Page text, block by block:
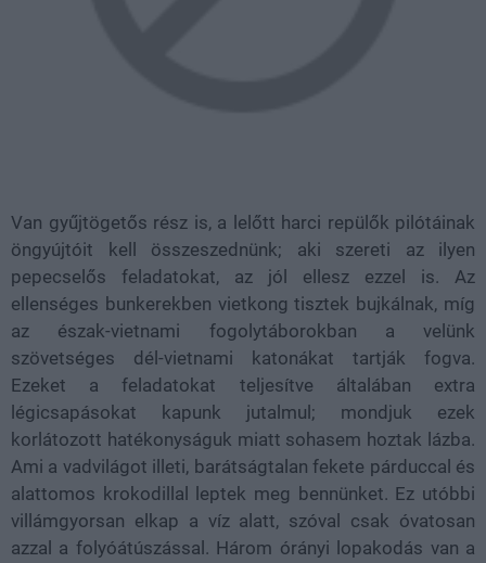
Van gyűjtögetős rész is, a lelőtt harci repülők pilótáinak
öngyújtóit kell összeszednünk; aki szereti az ilyen
pepecselős feladatokat, az jól ellesz ezzel is. Az
ellenséges bunkerekben vietkong tisztek bujkálnak, míg
az észak-vietnami fogolytáborokban a velünk
szövetséges dél-vietnami katonákat tartják fogva.
Ezeket a feladatokat teljesítve általában extra
légicsapásokat kapunk jutalmul; mondjuk ezek
korlátozott hatékonyságuk miatt sohasem hoztak lázba.
Ami a vadvilágot illeti, barátságtalan fekete párduccal és
alattomos krokodillal leptek meg bennünket. Ez utóbbi
villámgyorsan elkap a víz alatt, szóval csak óvatosan
azzal a folyóátúszással. Három órányi lopakodás van a